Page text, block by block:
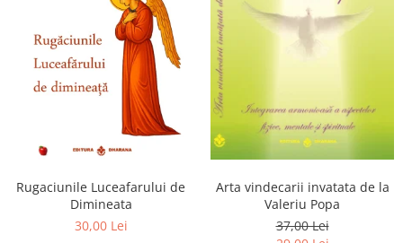
Rugaciunile Luceafarului de
Dimineata
30,00 Lei
Arta vindecarii invatata de la
Valeriu Popa
37,00 Lei